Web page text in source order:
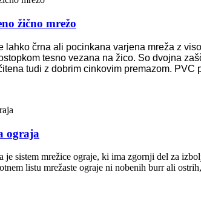
žično mrežo
lahko črna ali pocinkana varjena mreža z
tesno vezana na žico. So dvojna
tudi z dobrim cinkovim premazom.
ograja
je sistem mrežice ograje, ki ima zgornji del za
listu mrežaste ograje ni nobenih burr ali